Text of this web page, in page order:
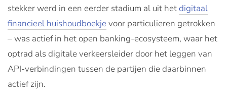
stekker werd in een eerder stadium al uit hetdigitaal
financieel huishoudboekjevoor particulieren getrokken
– was actief in het open banking-ecosysteem, waar het
optrad als digitale verkeersleider door het leggen van
API-verbindingen tussen de partijen die daarbinnen
actief zijn.